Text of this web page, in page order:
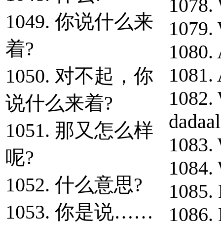
1049. 你说什么来
着?
1050. 对不起，你
说什么来着?
1051. 那又怎么样
呢?
1052. 什么意思?
1053. 你是说……
1078.
1079.
1080.
1081.
1082.
1083.
1084.
1085.
1086.